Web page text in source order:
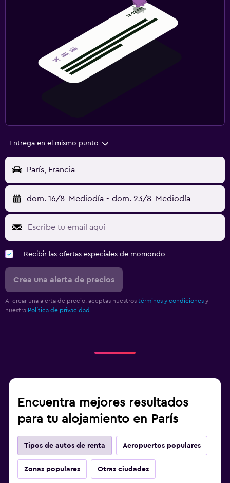
Entrega en el mismo punto
París, Francia
dom. 16/8 Mediodía - dom. 23/8 Mediodía
Recibir las ofertas especiales de momondo
Crea una alerta de precios
Al crear una alerta de precio, aceptas nuestros términos y condiciones y
nuestra Política de privacidad.
Encuentra mejores resultados
para tu alojamiento en París
Tipos de autos de renta Aeropuertos populares
Zonas populares Otras ciudades